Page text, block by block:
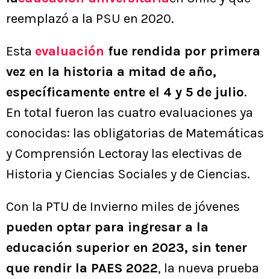
reemplazó a la PSU en 2020.
Esta evaluación fue rendida por primera
vez en la historia a mitad de año,
específicamente entre el 4 y 5 de julio.
En total fueron las cuatro evaluaciones ya
conocidas: las obligatorias de Matemáticas
y Comprensión Lectoray las electivas de
Historia y Ciencias Sociales y de Ciencias.
Con la PTU de Invierno miles de jóvenes
pueden optar para ingresar a la
educación superior en 2023, sin tener
que rendir la PAES 2022, la nueva prueba